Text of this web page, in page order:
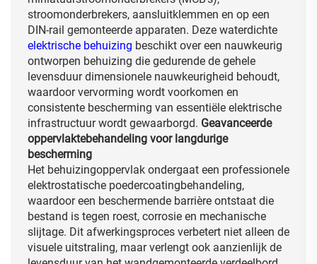
stroomonderbrekers, aansluitklemmen en op een
DIN-rail gemonteerde apparaten. Deze waterdichte
elektrische behuizing beschikt over een nauwkeurig
ontworpen behuizing die gedurende de gehele
levensduur dimensionele nauwkeurigheid behoudt,
waardoor vervorming wordt voorkomen en
consistente bescherming van essentiële elektrische
infrastructuur wordt gewaarborgd. Geavanceerde
oppervlaktebehandeling voor langdurige
bescherming
Het behuizingoppervlak ondergaat een professionele
elektrostatische poedercoatingbehandeling,
waardoor een beschermende barrière ontstaat die
bestand is tegen roest, corrosie en mechanische
slijtage. Dit afwerkingsproces verbetert niet alleen de
visuele uitstraling, maar verlengt ook aanzienlijk de